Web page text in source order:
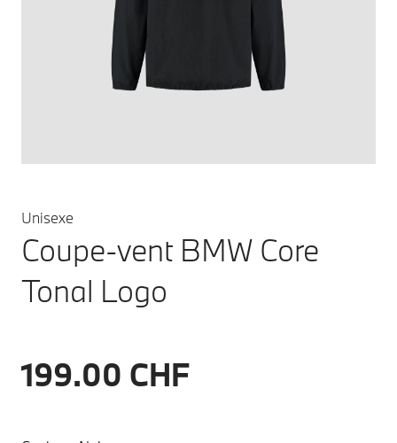
Unisexe
Coupe-vent BMW Core
Tonal Logo
199.00 CHF